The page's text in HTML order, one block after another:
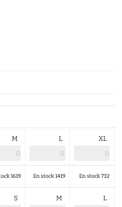
M L XL
1619 En stock 1419 En stock 732
S M L